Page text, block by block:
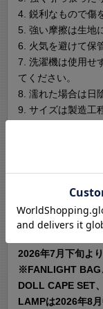
4. 鋭利なもので傷
5. 強い摩擦は生地
6. 火気を避けて保
7. 洗濯機は使用せ
てください。
8. 濡れた場合は日
9. サイズは製造工
10. 製造は手作業
クの位置や色味に
11. 商品の頬のチ
合がございます。
さい。
2026年7月下旬よ
※FANLIGHT BAG
DOLL CAPE SET
LAMPは2026年8